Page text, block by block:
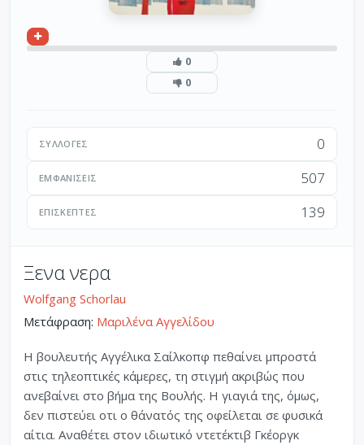
0
0
ΣΥΛΛΟΓΈΣ 0
ΕΜΦΑΝΊΣΕΙΣ 507
ΕΠΙΣΚΈΠΤΕΣ 139
Ξενα νερα
Wolfgang Schorlau
Μετάφραση: Μαριλένα Αγγελίδου
Η βουλευτής Αγγέλικα Σαίλκοπφ πεθαίνει μπροστά
στις τηλεοπτικές κάμερες, τη στιγμή ακριβώς που
ανεβαίνει στο βήμα της Βουλής. Η γιαγιά της, όμως,
δεν πιστεύει οτι ο θάνατός της οφείλεται σε φυσικά
αίτια. Αναθέτει στον ιδιωτικό ντετέκτιβ Γκέοργκ